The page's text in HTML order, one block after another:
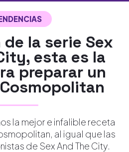
la serie Sex
esta es la
preparar un
la mejor e infalible receta
al igual que las
de Sex And The City.